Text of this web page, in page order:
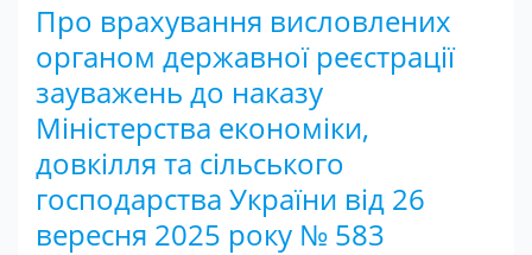
Про врахування висловлених
органом державної реєстрації
зауважень до наказу
Міністерства економіки,
довкілля та сільського
господарства України від 26
вересня 2025 року № 583